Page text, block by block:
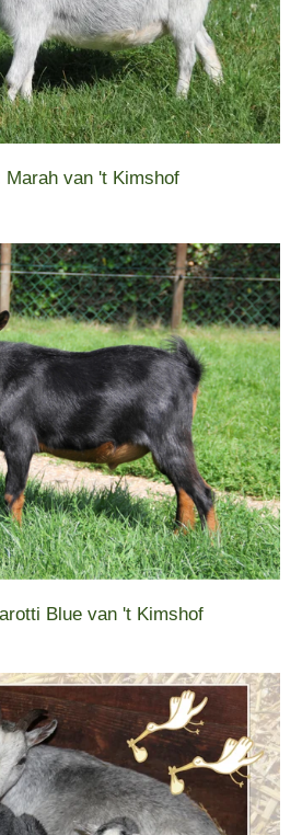
Marah van 't Kimshof
Blue van 't Kimshof